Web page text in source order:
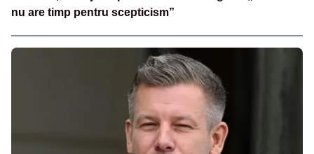
nu are timp pentru scepticism”